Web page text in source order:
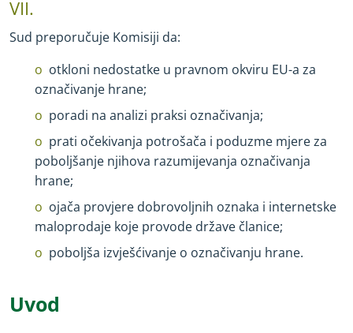
VII.
Sud preporučuje Komisiji da:
otkloni nedostatke u pravnom okviru EU-a za
označivanje hrane;
poradi na analizi praksi označivanja;
prati očekivanja potrošača i poduzme mjere za
poboljšanje njihova razumijevanja označivanja
hrane;
ojača provjere dobrovoljnih oznaka i internetske
maloprodaje koje provode države članice;
poboljša izvješćivanje o označivanju hrane.
Uvod